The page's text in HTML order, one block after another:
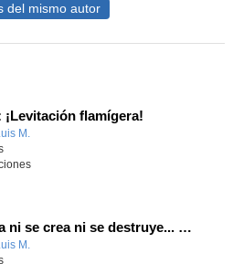
del mismo autor
flamígera!
Luis M.
La energía ni se crea ni se destruye... ¡se experimenta! El Tierno en la Feria Madrid es Ciencia 2026
Luis M.